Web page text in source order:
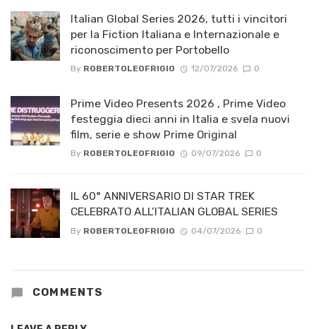
Italian Global Series 2026, tutti i vincitori
per la Fiction Italiana e Internazionale e
riconoscimento per Portobello
By ROBERTOLEOFRIGIO 12/07/2026 0
Prime Video Presents 2026 , Prime Video
festeggia dieci anni in Italia e svela nuovi
film, serie e show Prime Original
By ROBERTOLEOFRIGIO 09/07/2026 0
IL 60° ANNIVERSARIO DI STAR TREK
CELEBRATO ALL’ITALIAN GLOBAL SERIES
By ROBERTOLEOFRIGIO 04/07/2026 0
COMMENTS